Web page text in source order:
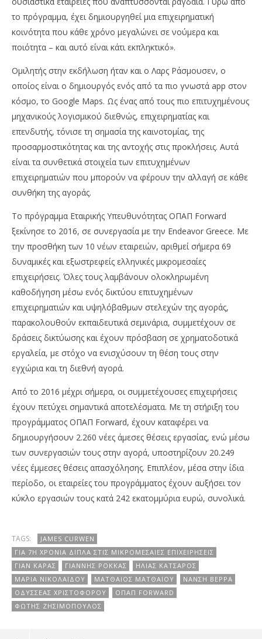
το πρόγραμμα, έχει δημιουργηθεί μια επιχειρηματική
κοινότητα που κάθε χρόνο μεγαλώνει σε νούμερα και
ποιότητα – και αυτό είναι κάτι εκπληκτικό».
Ομιλητής στην εκδήλωση ήταν και ο Λαρς Ράσμουσεν, ο
οποίος είναι ο δημιουργός ενός από τα πιο γνωστά app στον
κόσμο, το Google Maps. Ως ένας από τους πιο επιτυχημένους
μηχανικούς λογισμικού διεθνώς, επιχειρηματίας και
επενδυτής, τόνισε τη σημασία της καινοτομίας, της
προσαρμοστικότητας και της αντοχής στις προκλήσεις. Αυτά
είναι τα συνθετικά στοιχεία των επιτυχημένων
επιχειρηματιών που μπορούν να φέρουν την αλλαγή σε κάθε
συνθήκη της αγοράς.
Το πρόγραμμα Εταιρικής Υπευθυνότητας ΟΠΑΠ Forward
ξεκίνησε το 2016, σε συνεργασία με την Endeavor Greece. Με
την προσθήκη των 10 νέων εταιρειών, αριθμεί σήμερα 69
δυναμικές και εξωστρεφείς ελληνικές μικρομεσαίες
επιχειρήσεις. Όλες τους λαμβάνουν ολοκληρωμένη
καθοδήγηση μέσω ενός δικτύου επιτυχημένων
επιχειρηματιών και υψηλόβαθμων στελεχών της αγοράς,
παρακολουθούν εκπαιδευτικά σεμινάρια, συμμετέχουν σε
δράσεις δικτύωσης και έχουν πρόσβαση σε χρηματοδοτικά
εργαλεία, με στόχο να ενισχύσουν τη θέση τους στην
εγχώρια και τη διεθνή αγορά.
Από το 2016 μέχρι σήμερα, οι συμμετέχουσες επιχειρήσεις
έχουν πετύχει σημαντικά αποτελέσματα. Με τη στήριξη του
προγράμματος ΟΠΑΠ Forward, έχουν καταφέρει να
δημιουργήσουν 2.260 νέες άμεσες θέσεις εργασίας, ενώ μέσω
των συνεργασιών τους στην αγορά, υποστηρίζουν 20.249
νέες έμμεσες θέσεις απασχόλησης. Επιπλέον, μέσα στην ίδια
περίοδο, οι εταιρείες του προγράμματος έχουν αυξήσει τον
κύκλο εργασιών τους κατά 242 εκατομμύρια ευρώ, συνολικά.
TAGS:
JAMES CURWEN
ΓΙΑ 7Η ΧΡΟΝΙΆ ΔΊΠΛΑ ΣΤΙΣ ΜΙΚΡΟΜΕΣΑΊΕΣ ΕΠΙΧΕΙΡΉΣΕΙΣ
ΓΙΑΝ ΚΆΡΑΣ
ΓΙΆΝΝΗΣ ΡΌΚΚΑΣ
ΗΛΊΑΣ ΚΑΤΣΑΡΌΣ
ΜΑΡΊΑ ΝΙΚΟΛΑΪ́ΔΟΥ
ΜΑΤΘΑΊΟΣ ΜΑΤΘΑΊΟΥ
ΝΆΝΣΗ ΒΈΡΡΑ
ΟΔΥΣΣΈΑΣ ΧΡΙΣΤΟΦΌΡΟΥ
ΟΠΑΠ FORWARD
ΦΏΤΗΣ ΖΗΣΙΜΌΠΟΥΛΟΣ